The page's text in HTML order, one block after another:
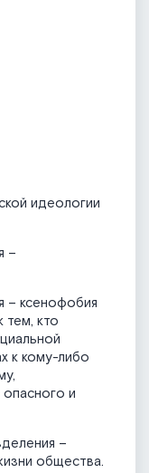
идеологии
–
– ксенофобия
тем, кто
к кому-либо
и
–
общества.